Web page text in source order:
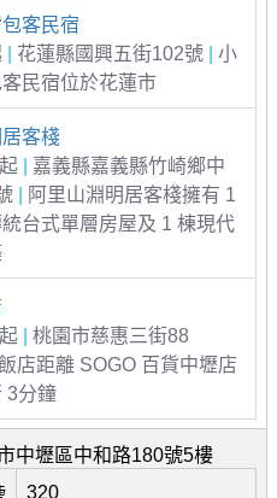
客民宿
花蓮縣國興五街102號
小
民宿位於花蓮市
客棧
嘉義縣嘉義縣竹崎鄉中
阿里山淵明居客棧擁有 1
台式單層房屋及 1 棟現代
桃園市慈惠三街88
店距離 SOGO 百貨中壢店
3分鐘
中壢區中和路180號5樓
320